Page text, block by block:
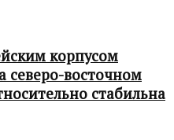
корпусом
северо-восточном
стабильна